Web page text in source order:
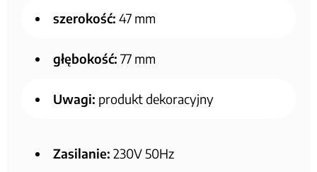
szerokość: 47 mm
głębokość: 77 mm
Uwagi: produkt dekoracyjny
Zasilanie: 230V 50Hz